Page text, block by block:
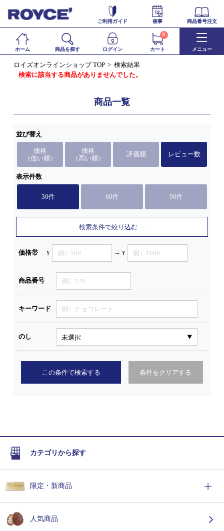
ご利用ガイド 催事 商品番号注文
ホーム 商品を探す ログイン カート
0
メニュー
ロイズオンラインショップ TOP
検索結果
検索に該当する商品がありませんでした。
商品一覧
並び替え
価格
（低い順）
価格
（高い順）
評価順 レビュー数
表示件数
30件 60件 90件
検索条件で絞り込む
価格帯 ¥ ～ ¥
商品番号
キーワード
のし
この条件で検索する 条件をクリアする
カテゴリから探す
限定・新商品
人気商品